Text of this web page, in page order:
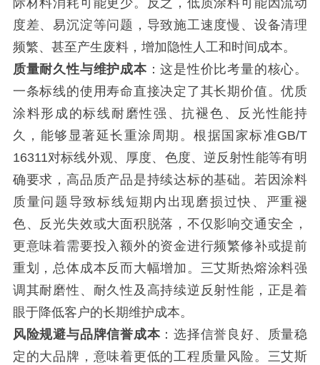
际材料消耗可能更少。反之，低质涂料可能因流动
度差、易沉淀等问题，导致施工速度慢、设备清理
频繁、甚至产生废料，增加隐性人工和时间成本。
质量耐久性与维护成本：这是性价比考量的核心。
一条标线的使用寿命直接决定了其长期价值。优质
涂料形成的标线耐磨性强、抗褪色、反光性能持
久，能够显著延长重涂周期。根据国家标准GB/T
16311对标线外观、厚度、色度、逆反射性能等有明
确要求，高品质产品是持续达标的基础。若因涂料
质量问题导致标线短期内出现磨损过快、严重褪
色、反光失效或大面积脱落，不仅影响交通安全，
更意味着需要投入额外的资金进行频繁修补或提前
重划，总体成本反而大幅增加。三艾斯热熔涂料强
调其耐磨性、耐久性及高持续逆反射性能，正是着
眼于降低客户的长期维护成本。
风险规避与品牌信誉成本：选择信誉良好、质量稳
定的大品牌，意味着更低的工程质量风险。三艾斯